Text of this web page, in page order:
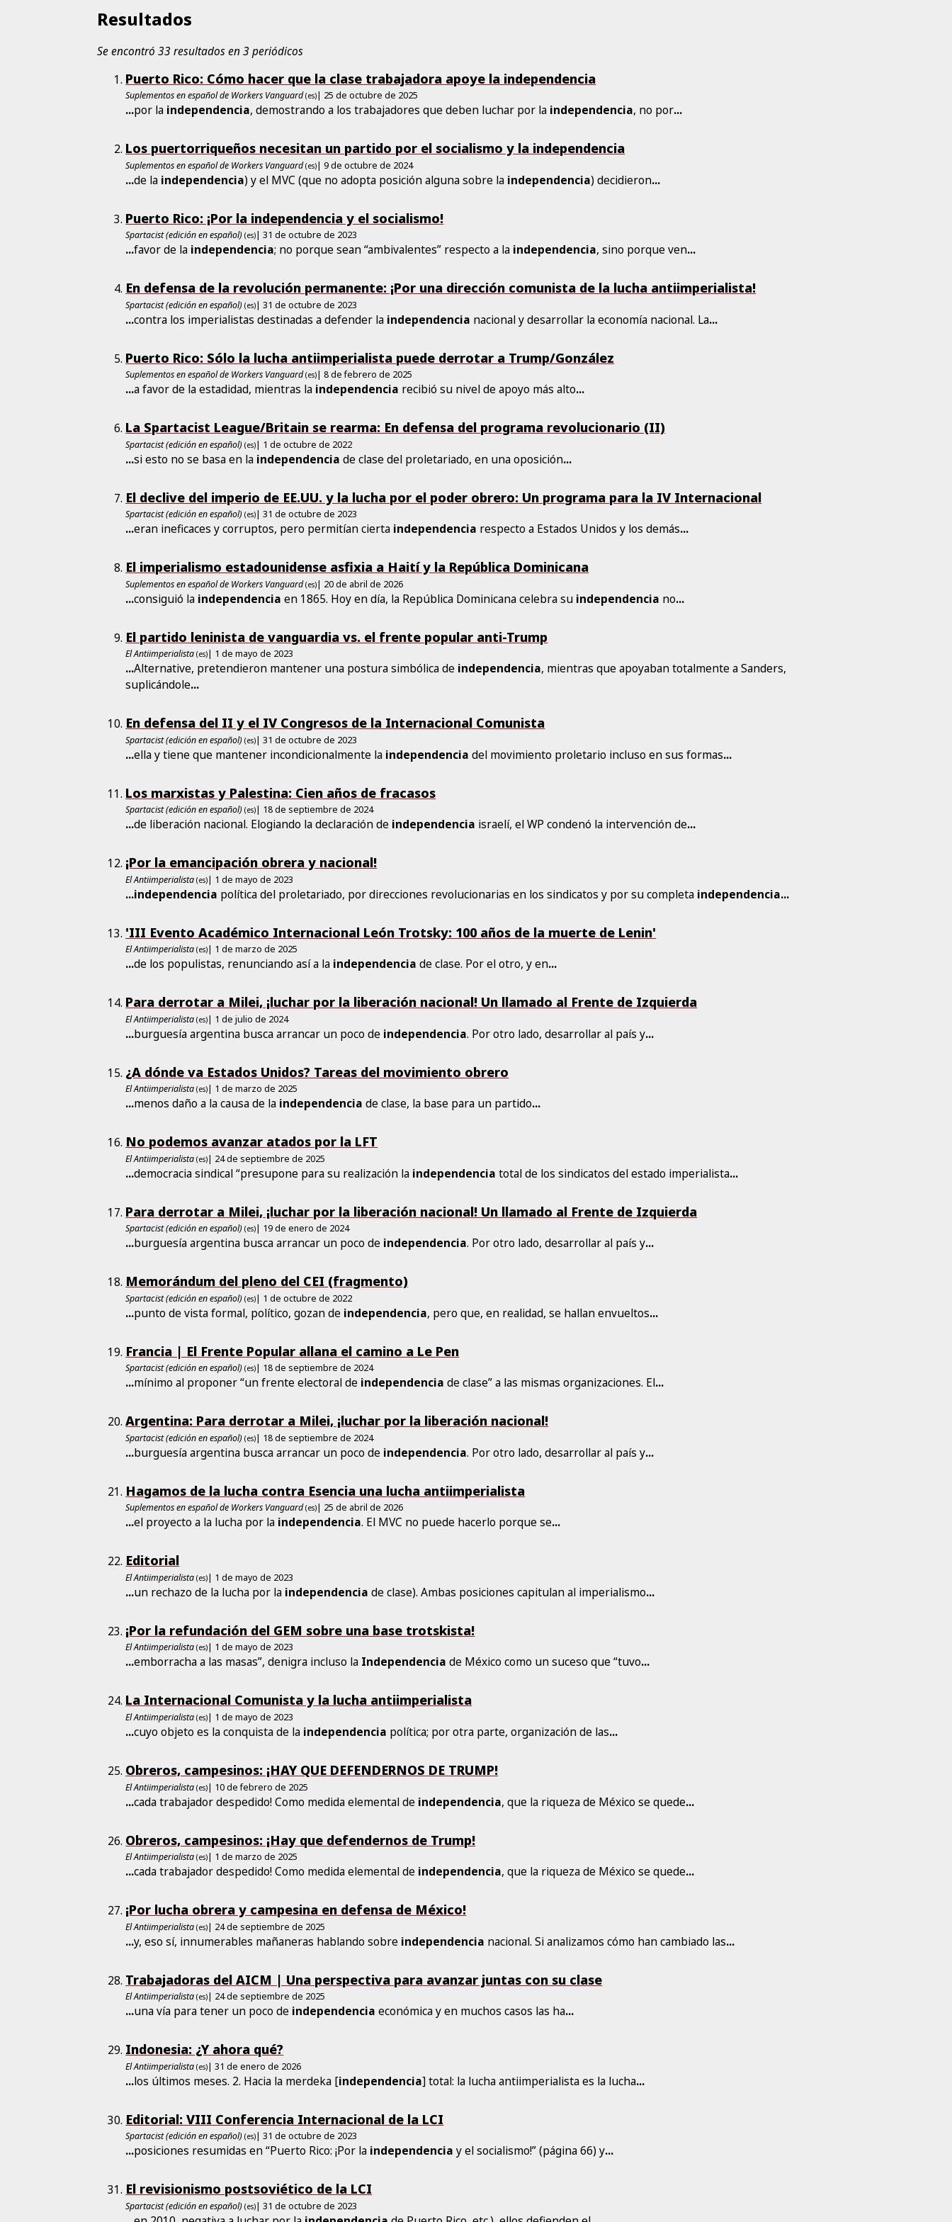
Resultados
Se encontró 33 resultados en 3 periódicos
Puerto Rico: Cómo hacer que la clase trabajadora apoye la independencia
Suplementos en español de Workers Vanguard (es)| 25 de octubre de 2025
...por la independencia, demostrando a los trabajadores que deben luchar por la independencia, no por...
Los puertorriqueños necesitan un partido por el socialismo y la independencia
Suplementos en español de Workers Vanguard (es)| 9 de octubre de 2024
...de la independencia) y el MVC (que no adopta posición alguna sobre la independencia) decidieron...
Puerto Rico: ¡Por la independencia y el socialismo!
Spartacist (edición en español) (es)| 31 de octubre de 2023
...favor de la independencia; no porque sean “ambivalentes” respecto a la independencia, sino porque ven...
En defensa de la revolución permanente: ¡Por una dirección comunista de la lucha antiimperialista!
Spartacist (edición en español) (es)| 31 de octubre de 2023
...contra los imperialistas destinadas a defender la independencia nacional y desarrollar la economía nacional. La...
Puerto Rico: Sólo la lucha antiimperialista puede derrotar a Trump/González
Suplementos en español de Workers Vanguard (es)| 8 de febrero de 2025
...a favor de la estadidad, mientras la independencia recibió su nivel de apoyo más alto...
La Spartacist League/Britain se rearma: En defensa del programa revolucionario (II)
Spartacist (edición en español) (es)| 1 de octubre de 2022
...si esto no se basa en la independencia de clase del proletariado, en una oposición...
El declive del imperio de EE.UU. y la lucha por el poder obrero: Un programa para la IV Internacional
Spartacist (edición en español) (es)| 31 de octubre de 2023
...eran ineficaces y corruptos, pero permitían cierta independencia respecto a Estados Unidos y los demás...
El imperialismo estadounidense asfixia a Haití y la República Dominicana
Suplementos en español de Workers Vanguard (es)| 20 de abril de 2026
...consiguió la independencia en 1865. Hoy en día, la República Dominicana celebra su independencia no...
El partido leninista de vanguardia vs. el frente popular anti-Trump
El Antiimperialista (es)| 1 de mayo de 2023
...Alternative, pretendieron mantener una postura simbólica de independencia, mientras que apoyaban totalmente a Sanders,
suplicándole...
En defensa del II y el IV Congresos de la Internacional Comunista
Spartacist (edición en español) (es)| 31 de octubre de 2023
...ella y tiene que mantener incondicionalmente la independencia del movimiento proletario incluso en sus formas...
Los marxistas y Palestina: Cien años de fracasos
Spartacist (edición en español) (es)| 18 de septiembre de 2024
...de liberación nacional. Elogiando la declaración de independencia israelí, el WP condenó la intervención de...
¡Por la emancipación obrera y nacional!
El Antiimperialista (es)| 1 de mayo de 2023
...independencia política del proletariado, por direcciones revolucionarias en los sindicatos y por su completa independencia...
'III Evento Académico Internacional León Trotsky: 100 años de la muerte de Lenin'
El Antiimperialista (es)| 1 de marzo de 2025
...de los populistas, renunciando así a la independencia de clase. Por el otro, y en...
Para derrotar a Milei, ¡luchar por la liberación nacional! Un llamado al Frente de Izquierda
El Antiimperialista (es)| 1 de julio de 2024
...burguesía argentina busca arrancar un poco de independencia. Por otro lado, desarrollar al país y...
¿A dónde va Estados Unidos? Tareas del movimiento obrero
El Antiimperialista (es)| 1 de marzo de 2025
...menos daño a la causa de la independencia de clase, la base para un partido...
No podemos avanzar atados por la LFT
El Antiimperialista (es)| 24 de septiembre de 2025
...democracia sindical “presupone para su realización la independencia total de los sindicatos del estado imperialista...
Para derrotar a Milei, ¡luchar por la liberación nacional! Un llamado al Frente de Izquierda
Spartacist (edición en español) (es)| 19 de enero de 2024
...burguesía argentina busca arrancar un poco de independencia. Por otro lado, desarrollar al país y...
Memorándum del pleno del CEI (fragmento)
Spartacist (edición en español) (es)| 1 de octubre de 2022
...punto de vista formal, político, gozan de independencia, pero que, en realidad, se hallan envueltos...
Francia | El Frente Popular allana el camino a Le Pen
Spartacist (edición en español) (es)| 18 de septiembre de 2024
...mínimo al proponer “un frente electoral de independencia de clase” a las mismas organizaciones. El...
Argentina: Para derrotar a Milei, ¡luchar por la liberación nacional!
Spartacist (edición en español) (es)| 18 de septiembre de 2024
...burguesía argentina busca arrancar un poco de independencia. Por otro lado, desarrollar al país y...
Hagamos de la lucha contra Esencia una lucha antiimperialista
Suplementos en español de Workers Vanguard (es) | 25 de abril de 2026
...el proyecto a la lucha por la independencia. El MVC no puede hacerlo porque se...
Editorial
El Antiimperialista (es)| 1 de mayo de 2023
...un rechazo de la lucha por la independencia de clase). Ambas posiciones capitulan al imperialismo...
¡Por la refundación del GEM sobre una base trotskista!
El Antiimperialista (es) | 1 de mayo de 2023
...emborracha a las masas”, denigra incluso la Independencia de México como un suceso que “tuvo...
La Internacional Comunista y la lucha antiimperialista
El Antiimperialista (es)| 1 de mayo de 2023
...cuyo objeto es la conquista de la independencia política; por otra parte, organización de las...
Obreros, campesinos: ¡HAY QUE DEFENDERNOS DE TRUMP!
El Antiimperialista (es)| 10 de febrero de 2025
...cada trabajador despedido! Como medida elemental de independencia, que la riqueza de México se quede...
Obreros, campesinos: ¡Hay que defendernos de Trump!
El Antiimperialista (es)| 1 de marzo de 2025
...cada trabajador despedido! Como medida elemental de independencia, que la riqueza de México se quede...
¡Por lucha obrera y campesina en defensa de México!
El Antiimperialista (es)| 24 de septiembre de 2025
...y, eso sí, innumerables mañaneras hablando sobre independencia nacional. Si analizamos cómo han cambiado las...
Trabajadoras del AICM | Una perspectiva para avanzar juntas con su clase
El Antiimperialista (es)| 24 de septiembre de 2025
...una vía para tener un poco de independencia económica y en muchos casos las ha...
Indonesia: ¿Y ahora qué?
El Antiimperialista (es)| 31 de enero de 2026
...los últimos meses. 2. Hacia la merdeka [independencia] total: la lucha antiimperialista es la lucha...
Editorial: VIII Conferencia Internacional de la LCI
Spartacist (edición en español) (es)| 31 de octubre de 2023
...posiciones resumidas en “Puerto Rico: ¡Por la independencia y el socialismo!” (página 66) y...
El revisionismo postsoviético de la LCI
Spartacist (edición en español) (es)| 31 de octubre de 2023